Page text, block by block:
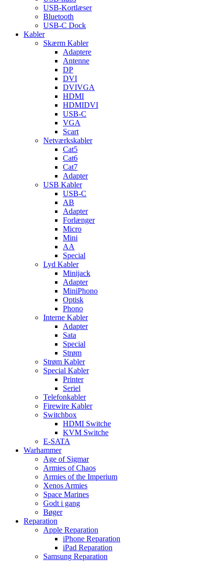
USB-Kortlæser
Bluetooth
USB-C Dock
Kabler
Skærm Kabler
Adaptere
Antenne
DP
DVI
DVIVGA
HDMI
HDMIDVI
USB-C
VGA
Scart
Netværkskabler
Cat5
Cat6
Cat7
Adapter
USB Kabler
USB-C
AB
Adapter
Forlænger
Micro
Mini
AA
Special
Lyd Kabler
Minijack
Adapter
MiniPhono
Optisk
Phono
Interne Kabler
Adapter
Sata
Special
Strøm
Strøm Kabler
Special Kabler
Printer
Seriel
Telefonkabler
Firewire Kabler
Switchbox
HDMI Switche
KVM Switche
E-SATA
Warhammer
Age of Sigmar
Armies of Chaos
Armies of the Imperium
Xenos Armies
Space Marines
Godt i gang
Bøger
Reparation
Apple Reparation
iPhone Reparation
iPad Reparation
Samsung Reparation